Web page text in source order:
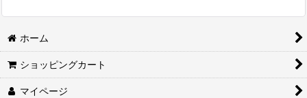
ホーム
ショッピングカート
マイページ